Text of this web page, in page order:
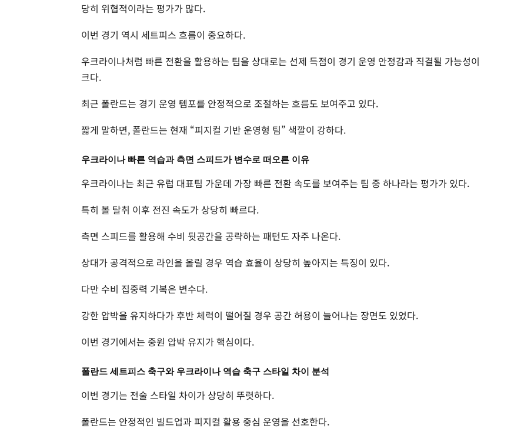
당히 위협적이라는 평가가 많다.
이번 경기 역시 세트피스 흐름이 중요하다.
우크라이나처럼 빠른 전환을 활용하는 팀을 상대로는 선제 득점이 경기 운영 안정감과 직결될 가능성이
크다.
최근 폴란드는 경기 운영 템포를 안정적으로 조절하는 흐름도 보여주고 있다.
짧게 말하면, 폴란드는 현재 “피지컬 기반 운영형 팀” 색깔이 강하다.
우크라이나 빠른 역습과 측면 스피드가 변수로 떠오른 이유
우크라이나는 최근 유럽 대표팀 가운데 가장 빠른 전환 속도를 보여주는 팀 중 하나라는 평가가 있다.
특히 볼 탈취 이후 전진 속도가 상당히 빠르다.
측면 스피드를 활용해 수비 뒷공간을 공략하는 패턴도 자주 나온다.
상대가 공격적으로 라인을 올릴 경우 역습 효율이 상당히 높아지는 특징이 있다.
다만 수비 집중력 기복은 변수다.
강한 압박을 유지하다가 후반 체력이 떨어질 경우 공간 허용이 늘어나는 장면도 있었다.
이번 경기에서는 중원 압박 유지가 핵심이다.
폴란드 세트피스 축구와 우크라이나 역습 축구 스타일 차이 분석
이번 경기는 전술 스타일 차이가 상당히 뚜렷하다.
폴란드는 안정적인 빌드업과 피지컬 활용 중심 운영을 선호한다.